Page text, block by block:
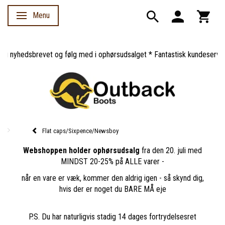
Skifte navigation
Menu
og følg med i ophørsudsalget * Fantastisk kundeservice *
Flat caps/Sixpence/Newsboy
Webshoppen holder ophørsudsalg fra den 20. juli med
MINDST 20-25% på ALLE varer -
når en vare er væk, kommer den aldrig igen - så skynd dig,
hvis der er noget du BARE MÅ eje
P.S. Du har naturligvis stadig 14 dages fortrydelsesret